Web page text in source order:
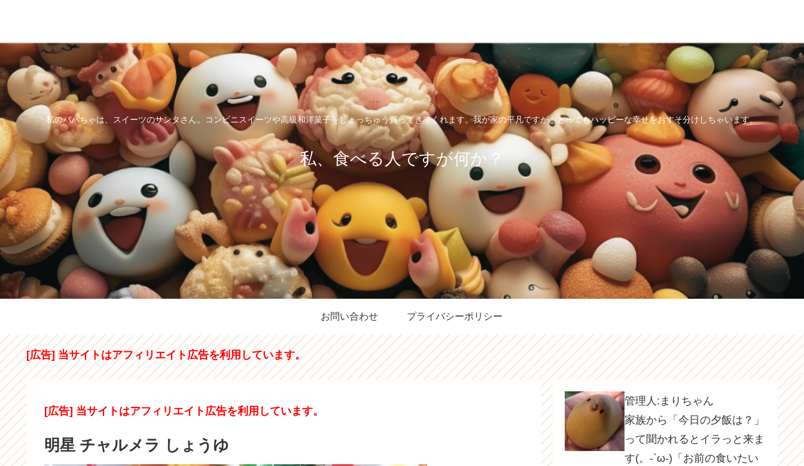
私のパパちゃは、スイーツのサンタさん。コンビニスイーツや高級和洋菓子をしょっちゅう買ってきてくれます。我が家の平凡ですが、とってもハッピーな幸せをおすそ分けしちゃいます。
私、食べる人ですが何か？
お問い合わせ プライバシーポリシー
[広告] 当サイトはアフィリエイト広告を利用しています。
[広告] 当サイトはアフィリエイト広告を利用しています。
明星 チャルメラ しょうゆ
管理人:まりちゃん
家族から「今日の夕飯は？」
って聞かれるとイラっと来ま
す(。-`ω-)「お前の食いたい